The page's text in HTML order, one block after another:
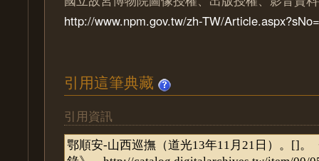
http://www.npm.gov.tw/zh-TW/
引用這筆典藏
引用資訊